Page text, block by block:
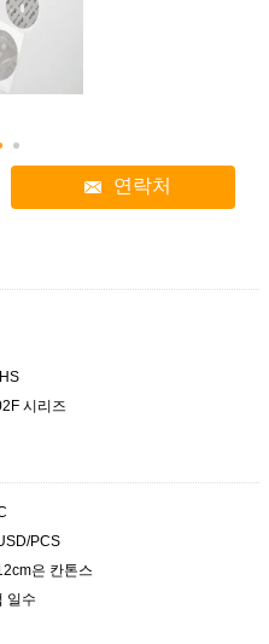
연락처
시리즈
PCS
은 칸톤스
일수